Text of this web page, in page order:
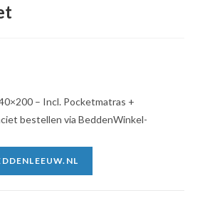
– Incl. Pocketmatras +
bestellen via BeddenWinkel-